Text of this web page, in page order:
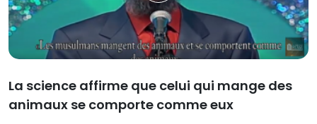
La science affirme que celui qui mange des
animaux se comporte comme eux